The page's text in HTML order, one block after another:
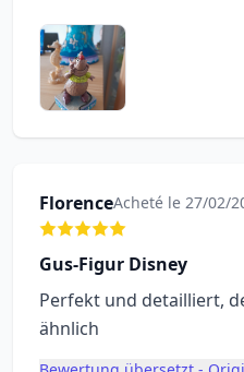
FlorenceAcheté le 27/02/
Gus-Figur Disney
Perfekt und detailliert,
ähnlich